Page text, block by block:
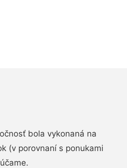
bola vykonaná na
(v porovnaní s ponukami